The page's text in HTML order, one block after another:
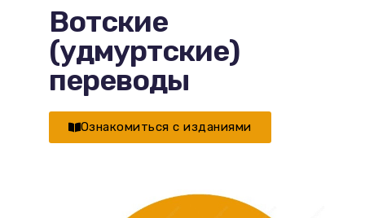
Вотские
(удмуртские)
переводы
Ознакомиться с изданиями